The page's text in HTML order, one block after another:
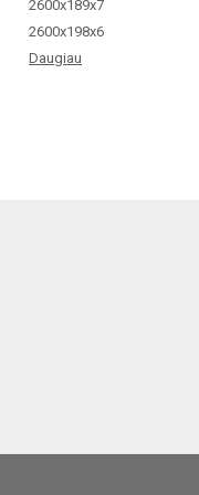
2600x189x7
2600x198x6
Daugiau